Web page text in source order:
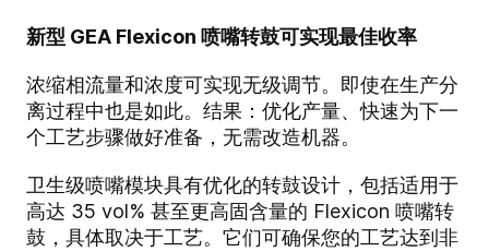
新型 GEA Flexicon 喷嘴转鼓可实现最佳收率
浓缩相流量和浓度可实现无级调节。即使在生产分
离过程中也是如此。结果：优化产量、快速为下一
个工艺步骤做好准备，无需改造机器。
卫生级喷嘴模块具有优化的转鼓设计，包括适用于
高达 35 vol% 甚至更高固含量的 Flexicon 喷嘴转
鼓，具体取决于工艺。它们可确保您的工艺达到非